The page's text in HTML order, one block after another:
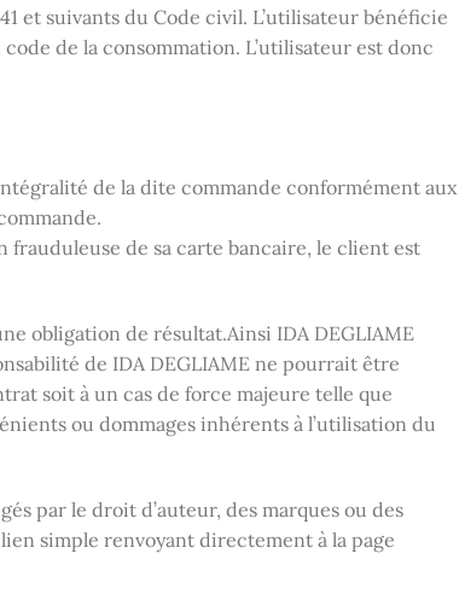
et suivants du Code civil. L’utilisateur bénéficie
de la consommation. L’utilisateur est donc
de la dite commande conformément aux
frauduleuse de sa carte bancaire, le client est
obligation de résultat.Ainsi IDA DEGLIAME
de IDA DEGLIAME ne pourrait être
soit à un cas de force majeure telle que
ou dommages inhérents à l’utilisation du
par le droit d’auteur, des marques ou des
simple renvoyant directement à la page